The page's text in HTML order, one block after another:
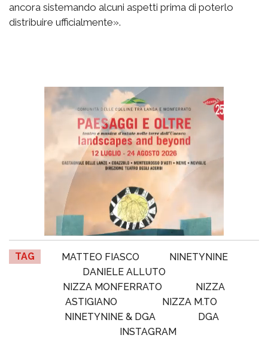
ancora sistemando alcuni aspetti prima di poterlo
distribuire ufficialmente».
TAG MATTEO FIASCO
NINETYNINE
DANIELE ALLUTO
NIZZA MONFERRATO
NIZZA
ASTIGIANO
NIZZA M.TO
NINETYNINE & DGA
DGA
INSTAGRAM